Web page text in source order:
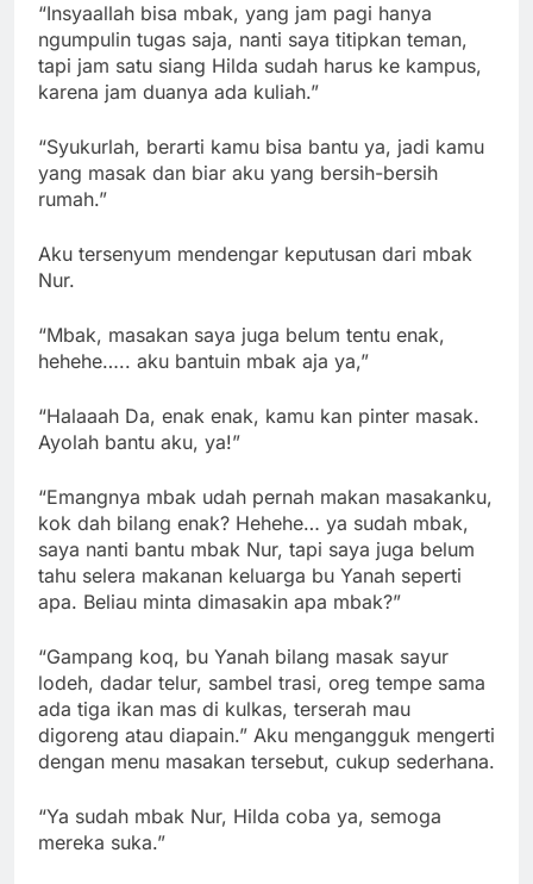
“Insyaallah bisa mbak, yang jam pagi hanya
ngumpulin tugas saja, nanti saya titipkan teman,
tapi jam satu siang Hilda sudah harus ke kampus,
karena jam duanya ada kuliah.”
“Syukurlah, berarti kamu bisa bantu ya, jadi kamu
yang masak dan biar aku yang bersih-bersih
rumah.”
Aku tersenyum mendengar keputusan dari mbak
Nur.
“Mbak, masakan saya juga belum tentu enak,
hehehe….. aku bantuin mbak aja ya,”
“Halaaah Da, enak enak, kamu kan pinter masak.
Ayolah bantu aku, ya!”
“Emangnya mbak udah pernah makan masakanku,
kok dah bilang enak? Hehehe… ya sudah mbak,
saya nanti bantu mbak Nur, tapi saya juga belum
tahu selera makanan keluarga bu Yanah seperti
apa. Beliau minta dimasakin apa mbak?”
“Gampang koq, bu Yanah bilang masak sayur
lodeh, dadar telur, sambel trasi, oreg tempe sama
ada tiga ikan mas di kulkas, terserah mau
digoreng atau diapain.” Aku mengangguk mengerti
dengan menu masakan tersebut, cukup sederhana.
“Ya sudah mbak Nur, Hilda coba ya, semoga
mereka suka.”